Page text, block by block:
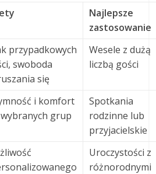
Najlepsze
zastosowanie
przypadkowych
swoboda
się
Wesele z dużą
liczbą gości
i komfort
grup
Spotkania
rodzinne lub
przyjacielskie
Uroczystości z
różnorodnymi